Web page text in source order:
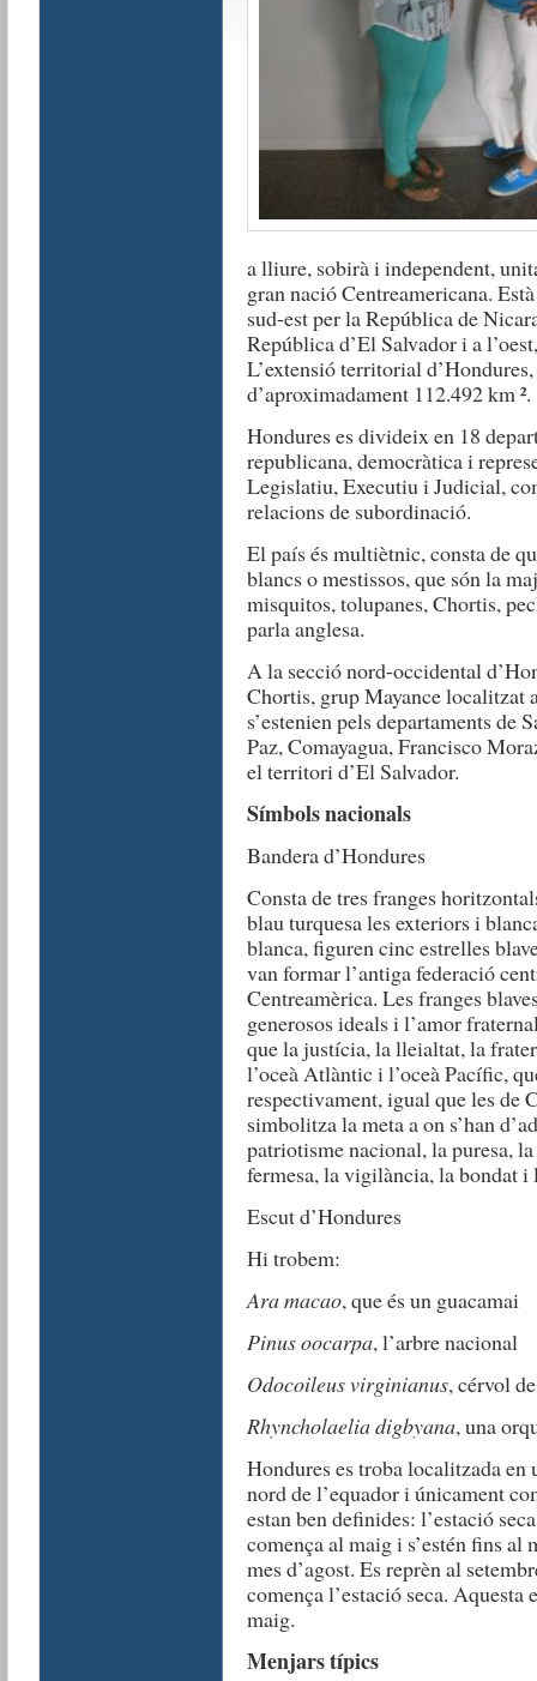
a lliure, sobirà i independent,
gran nació Centreamericana.
sud-est per la República de
República d’El Salvador i a
L’extensió territorial
d’aproximadament 112.492 km ².
Hondures es divideix en 18
republicana, democràtica i
Legislatiu, Executiu i Judicial,
relacions de subordinació.
El país és multiètnic, consta de
blancs o mestissos, que són la
misquitos, tolupanes, Chortis,
parla anglesa.
A la secció nord-occidental
Chortis, grup Mayance localitzat
s’estenien pels departaments de
Paz, Comayagua, Francisco
el territori d’El Salvador.
Símbols nacionals
Bandera d’Hondures
Consta de tres franges
blau turquesa les exteriors i
blanca, figuren cinc estrelles
van formar l’antiga federació
Centreamèrica. Les franges
generosos ideals i l’amor
que la justícia, la lleialtat, la
l’oceà Atlàntic i l’oceà Pacífic,
respectivament, igual que les de
simbolitza la meta a on s’han
patriotisme nacional, la puresa,
fermesa, la vigilància, la bondat i
Escut d’Hondures
Hi trobem:
Ara macao, que és un guacamai
Pinus oocarpa, l’arbre nacional
Odocoileus virginianus, cérvol
Rhyncholaelia digbyana, una
Hondures es troba localitzada
nord de l’equador i únicament
estan ben definides: l’estació
comença al maig i s’estén fins al
mes d’agost. Es reprèn al
comença l’estació seca. Aquesta
maig.
Menjars típics